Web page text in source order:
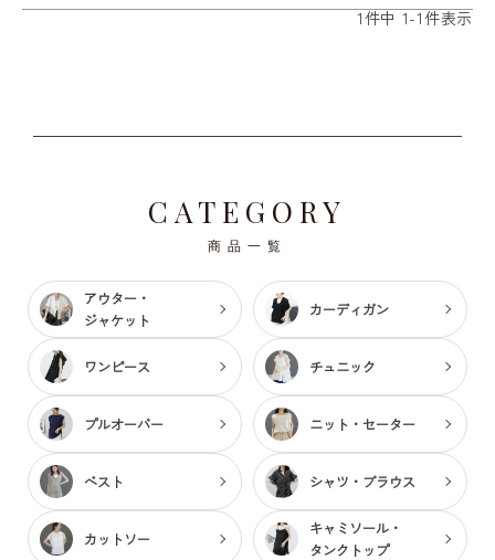
1件中 1-1件表示
CATEGORY
商品一覧
アウター・
ジャケット
カーディガン
ワンピース チュニック
プルオーバー ニット・セーター
ベスト シャツ・ブラウス
カットソー
キャミソール・
タンクトップ